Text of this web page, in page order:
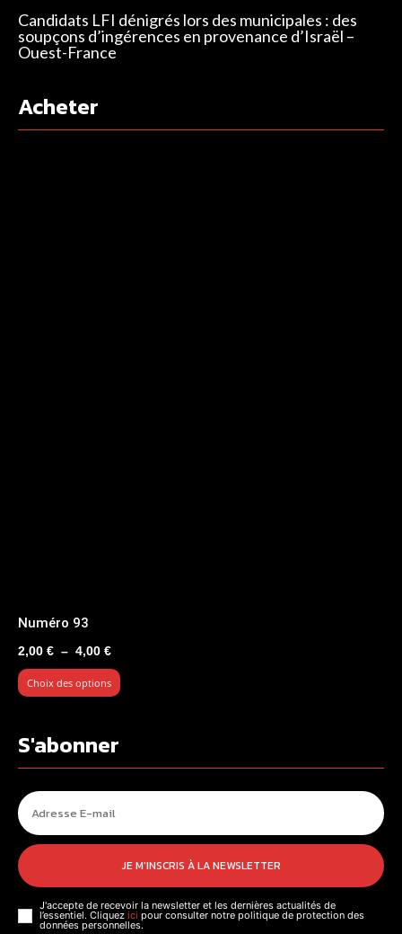
Candidats LFI dénigrés lors des municipales : des
soupçons d’ingérences en provenance d’Israël –
Ouest-France
Acheter
Numéro 93
2,00 € – 4,00 €Plage
de
prix :
4,00 €
Choix des options
S'abonner
JE M'INSCRIS À LA NEWSLETTER
J'accepte de recevoir la newsletter et les dernières actualités de
l’essentiel. Cliquez ici pour consulter notre politique de protection des
données personnelles.